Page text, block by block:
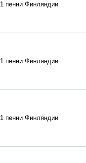
1 пенни Финляндии
1 пенни Финляндии
1 пенни Финляндии